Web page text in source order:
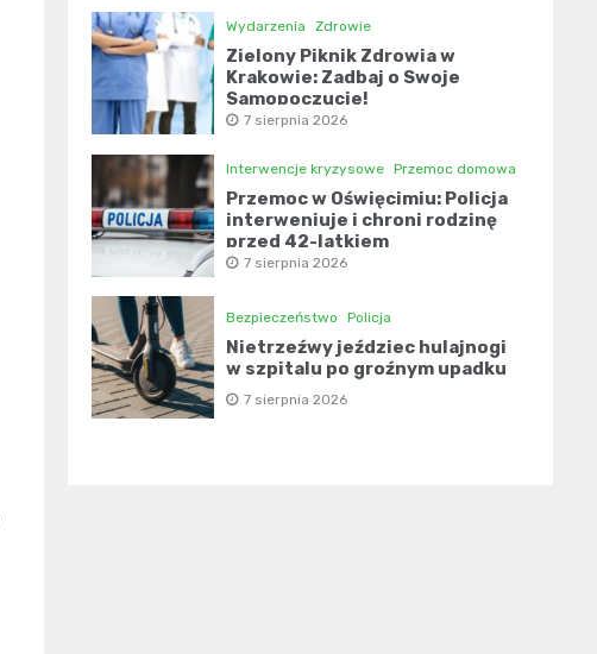
Wydarzenia Zdrowie
Zielony Piknik Zdrowia w
Krakowie: Zadbaj o Swoje
Samopoczucie!
7 sierpnia 2026
Interwencje kryzysowe Przemoc domowa
Przemoc w Oświęcimiu: Policja
interweniuje i chroni rodzinę
przed 42-latkiem
7 sierpnia 2026
Bezpieczeństwo Policja
Nietrzeźwy jeździec hulajnogi
w szpitalu po groźnym upadku
7 sierpnia 2026